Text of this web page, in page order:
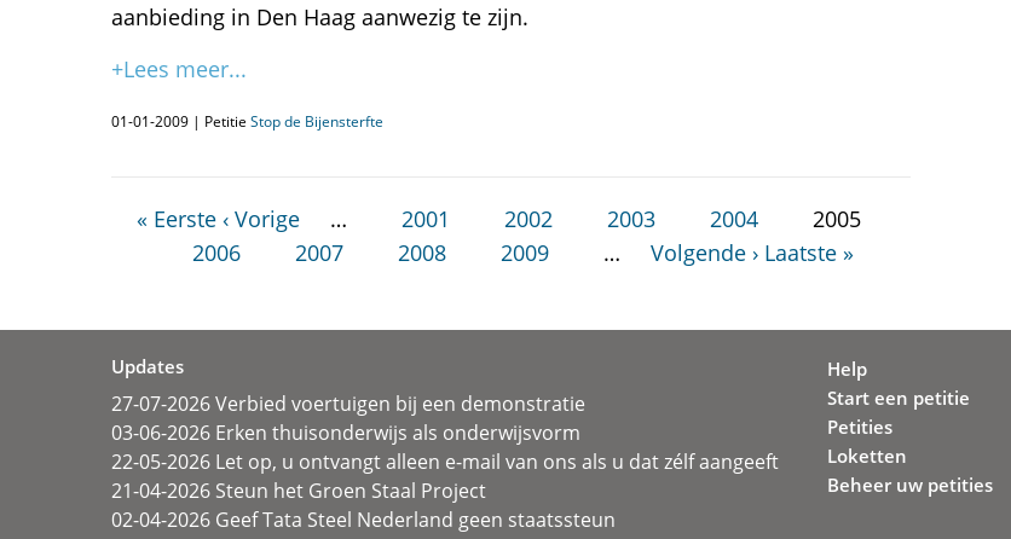
aanbieding in Den Haag aanwezig te zijn.
+Lees meer...
01-01-2009 | Petitie Stop de Bijensterfte
« Eerste ‹ Vorige … 2001 2002 2003 2004
2005
2006
2007 2008 2009 … Volgende › Laatste »
Updates
27-07-2026 Verbied voertuigen bij een demonstratie
03-06-2026 Erken thuisonderwijs als onderwijsvorm
22-05-2026 Let op, u ontvangt alleen e-mail van ons als u dat zélf aangeeft
21-04-2026 Steun het Groen Staal Project
02-04-2026 Geef Tata Steel Nederland geen staatssteun
Help
Start een petitie
Petities
Loketten
Beheer uw petities